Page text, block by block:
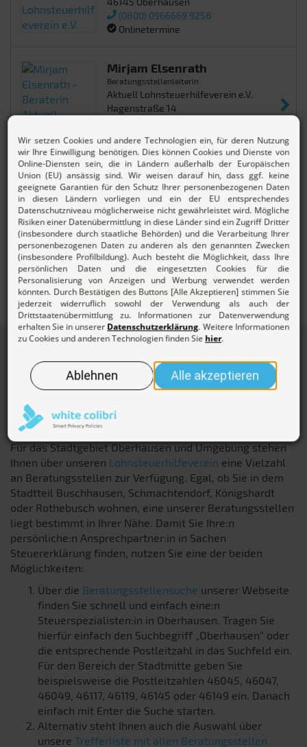
(0800) 0966669 9258
Onlinetermine
Mirjam Elsenrath
Beratungsstellenleiterin
Aktuell Lohnsteuerhilfeverein e.V.
Hagenstraße 14
(0155) 60217846
Onlinetermine
Keine passende Beratungsstelle dabei?
Dann nutzen Sie unsereBeratungsstellen-Sucheund
finden Sie durch Eingabe von PLZ oder Ort einen Standort
in Oberhausen und Umgebung.
Zur Beratungsstellen-Suche
BERATUNGSSTELLE SUCHEN
Beratungsstelle in Oberhausen:
Für das Stadtgebiet Oberhausen und Umgebung stehen
Ihnen über unseren Lohnsteuerhilfeverein eine Vielzahl
an Beratungsstellen zur Verfügung. Egal, ob Sie in dem
Stadtteil Buschhausen, Schmachtendorf, Königshardt
oder Rothebusch wohnen, eine unserer Beratungsstellen
liegt bestimmt in Ihrer Nähe. Damit Sie Ihre:n
persönliche:n Ansprechpartner:in in Sachen
Steuererklärung finden, nutzen Sie eine der beiden
Möglichkeiten:
Über die Beratungsstellensuche unserer Webseite
finden Sie schnell und einfach eine:n
Steuerspezialisten:in in Oberhausen. Tragen Sie
hierfür einfach den Suchbegriff „Oberhausen“ oder
die entsprechende Postleitzahl in das Suchfeld ein.
Für den Bereich der Stadtmitte geben Sie
beispielsweise die Postleitzahlen 46045, 46047,
46049, 46117, 46119, 46145 oder 46149 ein. Danach
einfach mit Enter die Suche starten.
Alternativ steht Ihnen auch die Auswahl über
unsere Trefferliste mit allen Beratungsstellen